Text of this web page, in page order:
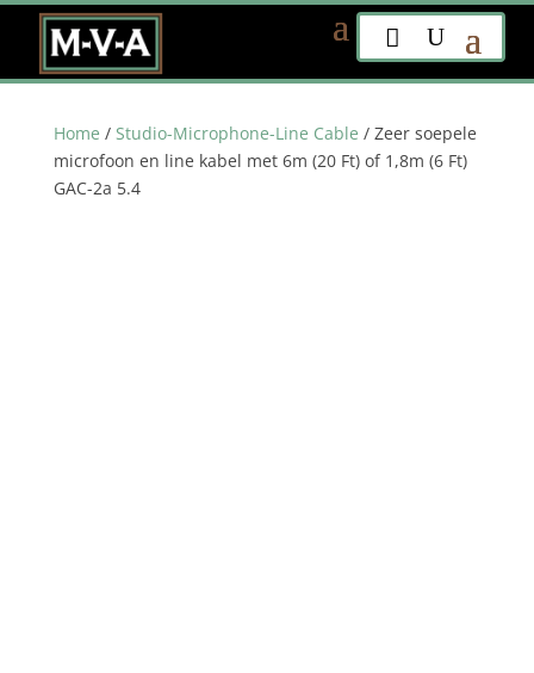
Home / Studio-Microphone-Line Cable / Zeer soepele
microfoon en line kabel met 6m (20 Ft) of 1,8m (6 Ft)
GAC-2a 5.4